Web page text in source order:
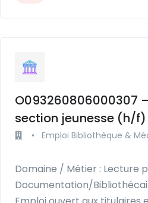
O093260806000307
section jeunesse (h/f)
• Emploi Bibliothèque &
Domaine / Métier : Lecture
Documentation/